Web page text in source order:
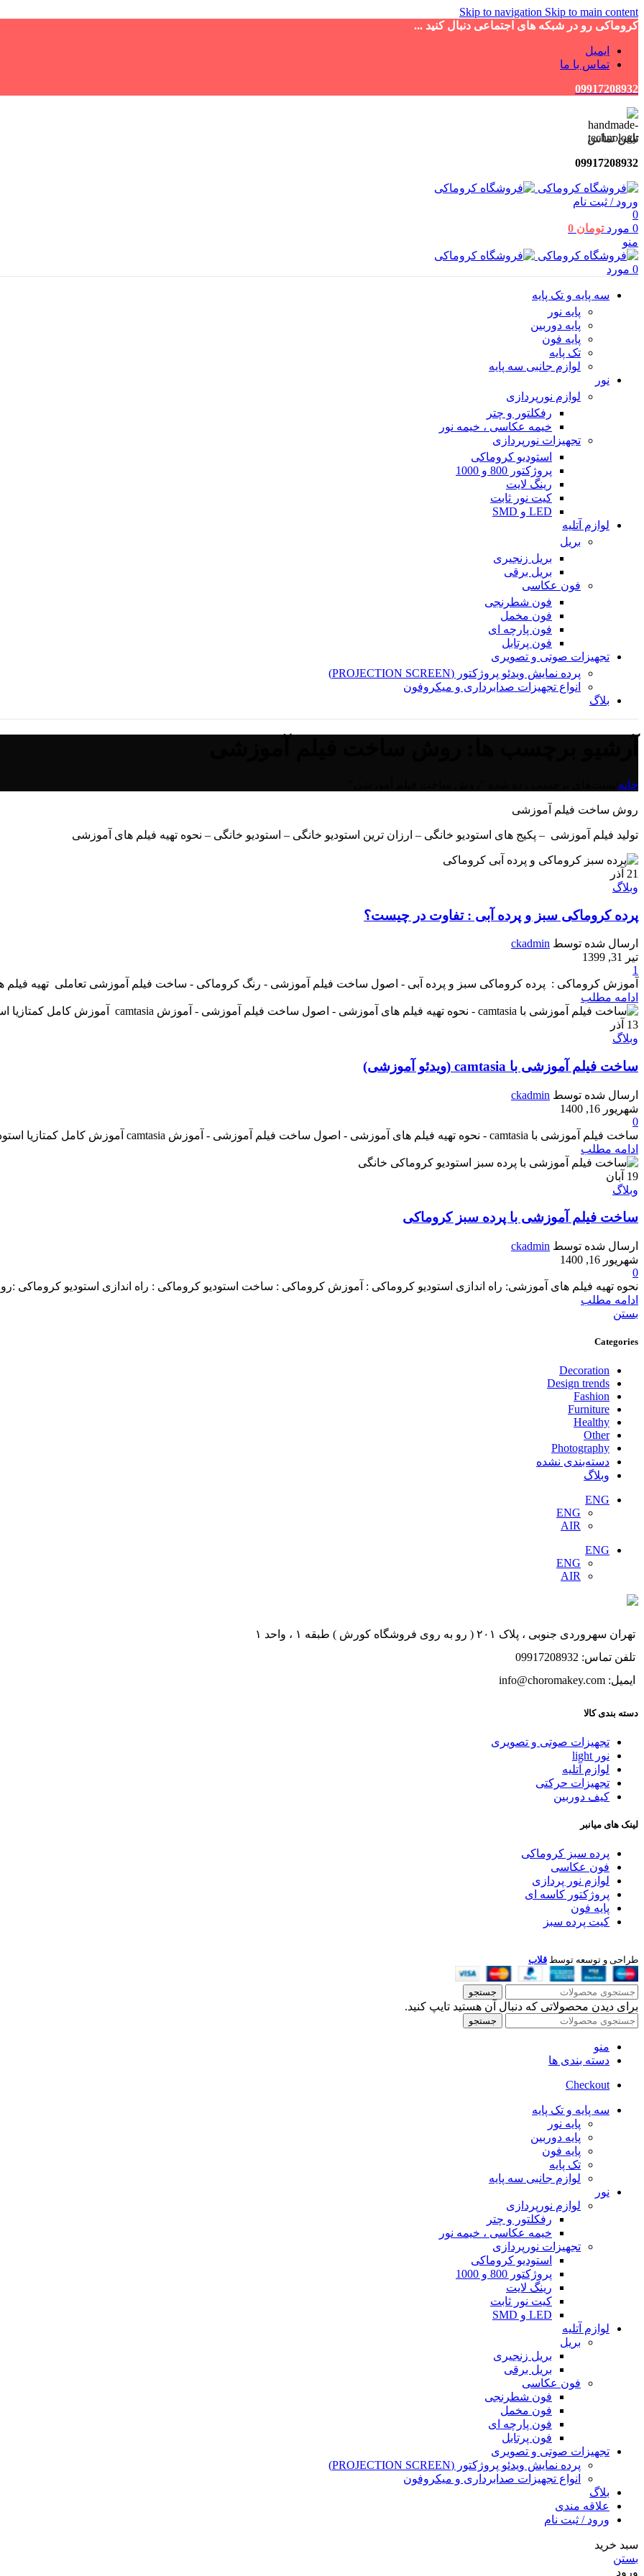
Skip to navigation Skip to main content
کروماکی رو در شبکه های اجتماعی دنبال کنید ...
ایمیل
تماس با ما
09917208932
تلفن تماس
09917208932
ورود / ثبت نام
0
0 مورد تومان
منو
0 مورد
سه پایه و تک پایه
پایه نور
پایه دوربین
پایه فون
تک پایه
لوازم جانبی سه پایه
نور
لوازم نورپردازی
رفکلتور و چتر
خیمه عکاسی ، خیمه نور
تجهیزات نورپردازی
استودیو کروماکی
پروژکتور 800 و 1000
رینگ لایت
کیت نور ثابت
LED و SMD
لوازم آتلیه
بریل
بریل زنجیری
بریل برقی
فون عکاسی
فون شطرنجی
فون مخمل
فون پارچه ای
فون پرتابل
تجهیزات صوتی و تصویری
پرده نمایش ویدئو پروژکتور (PROJECTION SCREEN)
انواع تجهیزات صدابرداری و میکروفون
بلاگ
خانه
روش ساخت فیلم آموزشی
تولید فیلم آموزشی – پکیج های استودیو خانگی – ارزان ترین استودیو خانگی – استودیو خانگی – نحوه تهیه فیلم های آموزشی
21 آذر
وبلاگ
پرده کروماکی سبز و پرده آبی : تفاوت در چیست؟
ارسال شده توسط ckadmin
تیر 31, 1399
1
آموزش کروماکی : پرده کروماکی سبز و پرده آبی - اصول ساخت فیلم آموزشی - رنگ کروماکی - ساخت فیلم آموزشی تعاملی تهیه فیلم
ادامه مطلب
13 آذر
وبلاگ
ساخت فیلم آموزشی با camtasia (ویدئو آموزشی)
ارسال شده توسط ckadmin
شهریور 16, 1400
0
ساخت فیلم آموزشی با camtasia - نحوه تهیه فیلم های آموزشی - اصول ساخت فیلم آموزشی - آموزش camtasia آموزش کامل کمتازیا استودیو ...
ادامه مطلب
19 آبان
وبلاگ
ساخت فیلم آموزشی با پرده سبز کروماکی
ارسال شده توسط ckadmin
شهریور 16, 1400
0
نحوه تهیه فیلم های آموزشی: راه اندازی استودیو کروماکی : آموزش کروماکی : ساخت استودیو کروماکی : راه اندازی استودیو
ادامه مطلب
بستن
Categories
Decoration
Design trends
Fashion
Furniture
Healthy
Other
Photography
دسته‌بندی نشده
وبلاگ
ENG
ENG
AIR
ENG
ENG
AIR
تهران سهروردی جنوبی ، پلاک ۲۰۱ ( رو به روی فروشگاه کورش ) طبقه ۱ ، واحد ۱
تلفن تماس: 09917208932
ایمیل: info@choromakey.com
دسته بندی کالا
تجهیزات صوتی و تصویری
نور light
لوازم آتلیه
تجهیزات حرکتی
کیف دوربین
لینک های میانبر
پرده سبز کروماکی
فون عکاسی
لوازم نور پردازی
پروژکتور کاسه ای
پایه فون
کیت پرده سبز
طراحی و توسعه توسط قلاب
جستجو
برای دیدن محصولاتی که دنبال آن هستید تایپ کنید.
جستجو
منو
دسته بندی ها
Checkout
سه پایه و تک پایه
پایه نور
پایه دوربین
پایه فون
تک پایه
لوازم جانبی سه پایه
نور
لوازم نورپردازی
رفکلتور و چتر
خیمه عکاسی ، خیمه نور
تجهیزات نورپردازی
استودیو کروماکی
پروژکتور 800 و 1000
رینگ لایت
کیت نور ثابت
LED و SMD
لوازم آتلیه
بریل
بریل زنجیری
بریل برقی
فون عکاسی
فون شطرنجی
فون مخمل
فون پارچه ای
فون پرتابل
تجهیزات صوتی و تصویری
پرده نمایش ویدئو پروژکتور (PROJECTION SCREEN)
انواع تجهیزات صدابرداری و میکروفون
بلاگ
علاقه مندی
ورود / ثبت نام
سبد خرید
بستن
ورود